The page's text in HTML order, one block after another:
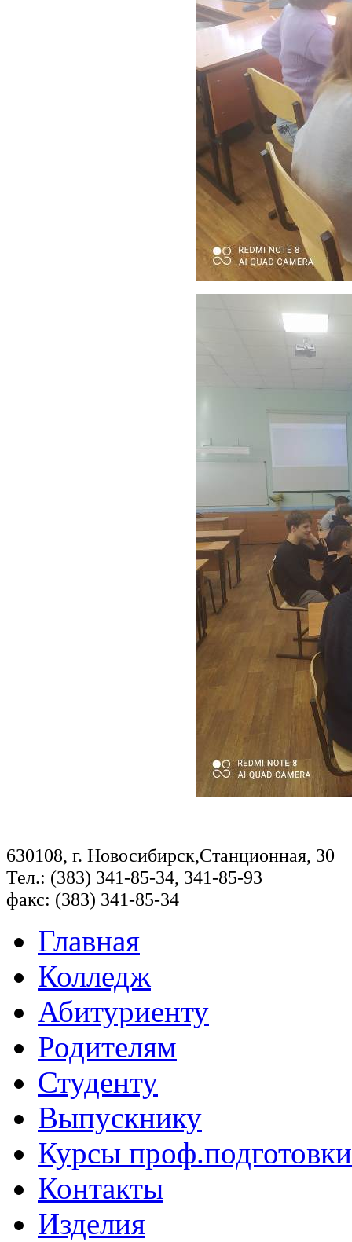
630108, г. Новосибирск,Станционная, 30
Тел.: (383) 341-85-34, 341-85-93
факс: (383) 341-85-34
Главная
Колледж
Абитуриенту
Родителям
Студенту
Выпускнику
Курсы проф.подготовки
Контакты
Изделия